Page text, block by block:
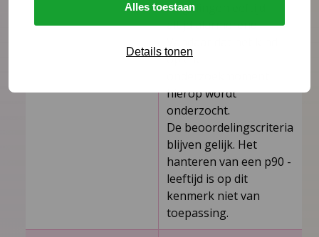
Alles toestaan
Details tonen
zuigelingenleeftijd
altijd alarmerend.
op elk
hierop wordt
onderzocht.
De beoordelingscriteria
blijven gelijk. Het
hanteren van een p90 ­
leeftijd is op dit
kenmerk niet van
toepassing.